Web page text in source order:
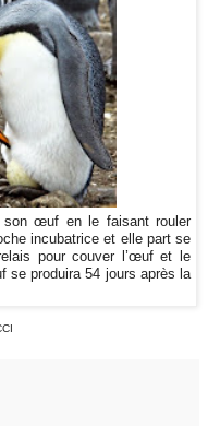
son œuf en le faisant rouler
incubatrice et elle part se
pour couver l’œuf et le
se produira 54 jours après la